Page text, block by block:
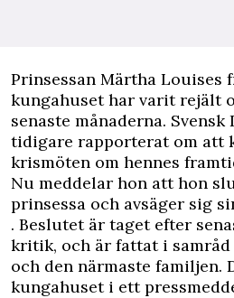
Prinsessan Märtha Louises
kungahuset har varit rejält
senaste månaderna. Svensk
tidigare rapporterat om att
krismöten om hennes
Nu meddelar hon att hon
prinsessa och avsäger sig
. Beslutet är taget efter
kritik, och är fattat i
och den närmaste familjen.
kungahuset i ett